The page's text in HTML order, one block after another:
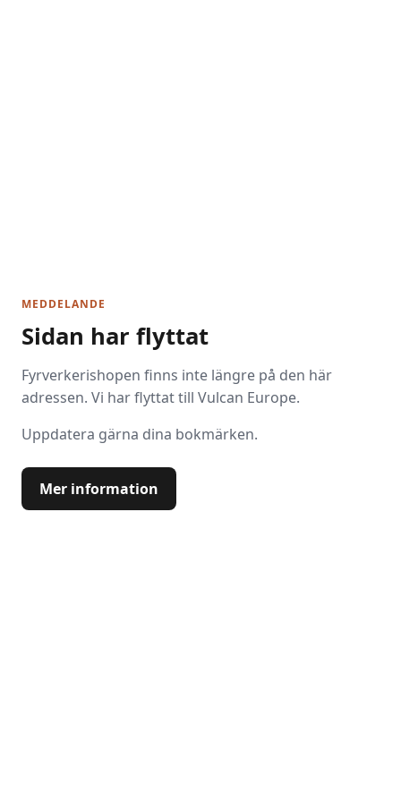
MEDDELANDE
Sidan har flyttat
Fyrverkerishopen finns inte längre på den här
adressen. Vi har flyttat till Vulcan Europe.
Uppdatera gärna dina bokmärken.
Mer information